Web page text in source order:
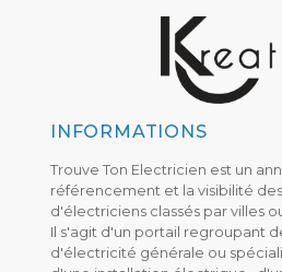
INFORMATIONS
Trouve Ton Electricien est un
référencement et la visibilité
d'électriciens classés par villes
Il s'agit d'un portail regroupant
d'électricité générale ou